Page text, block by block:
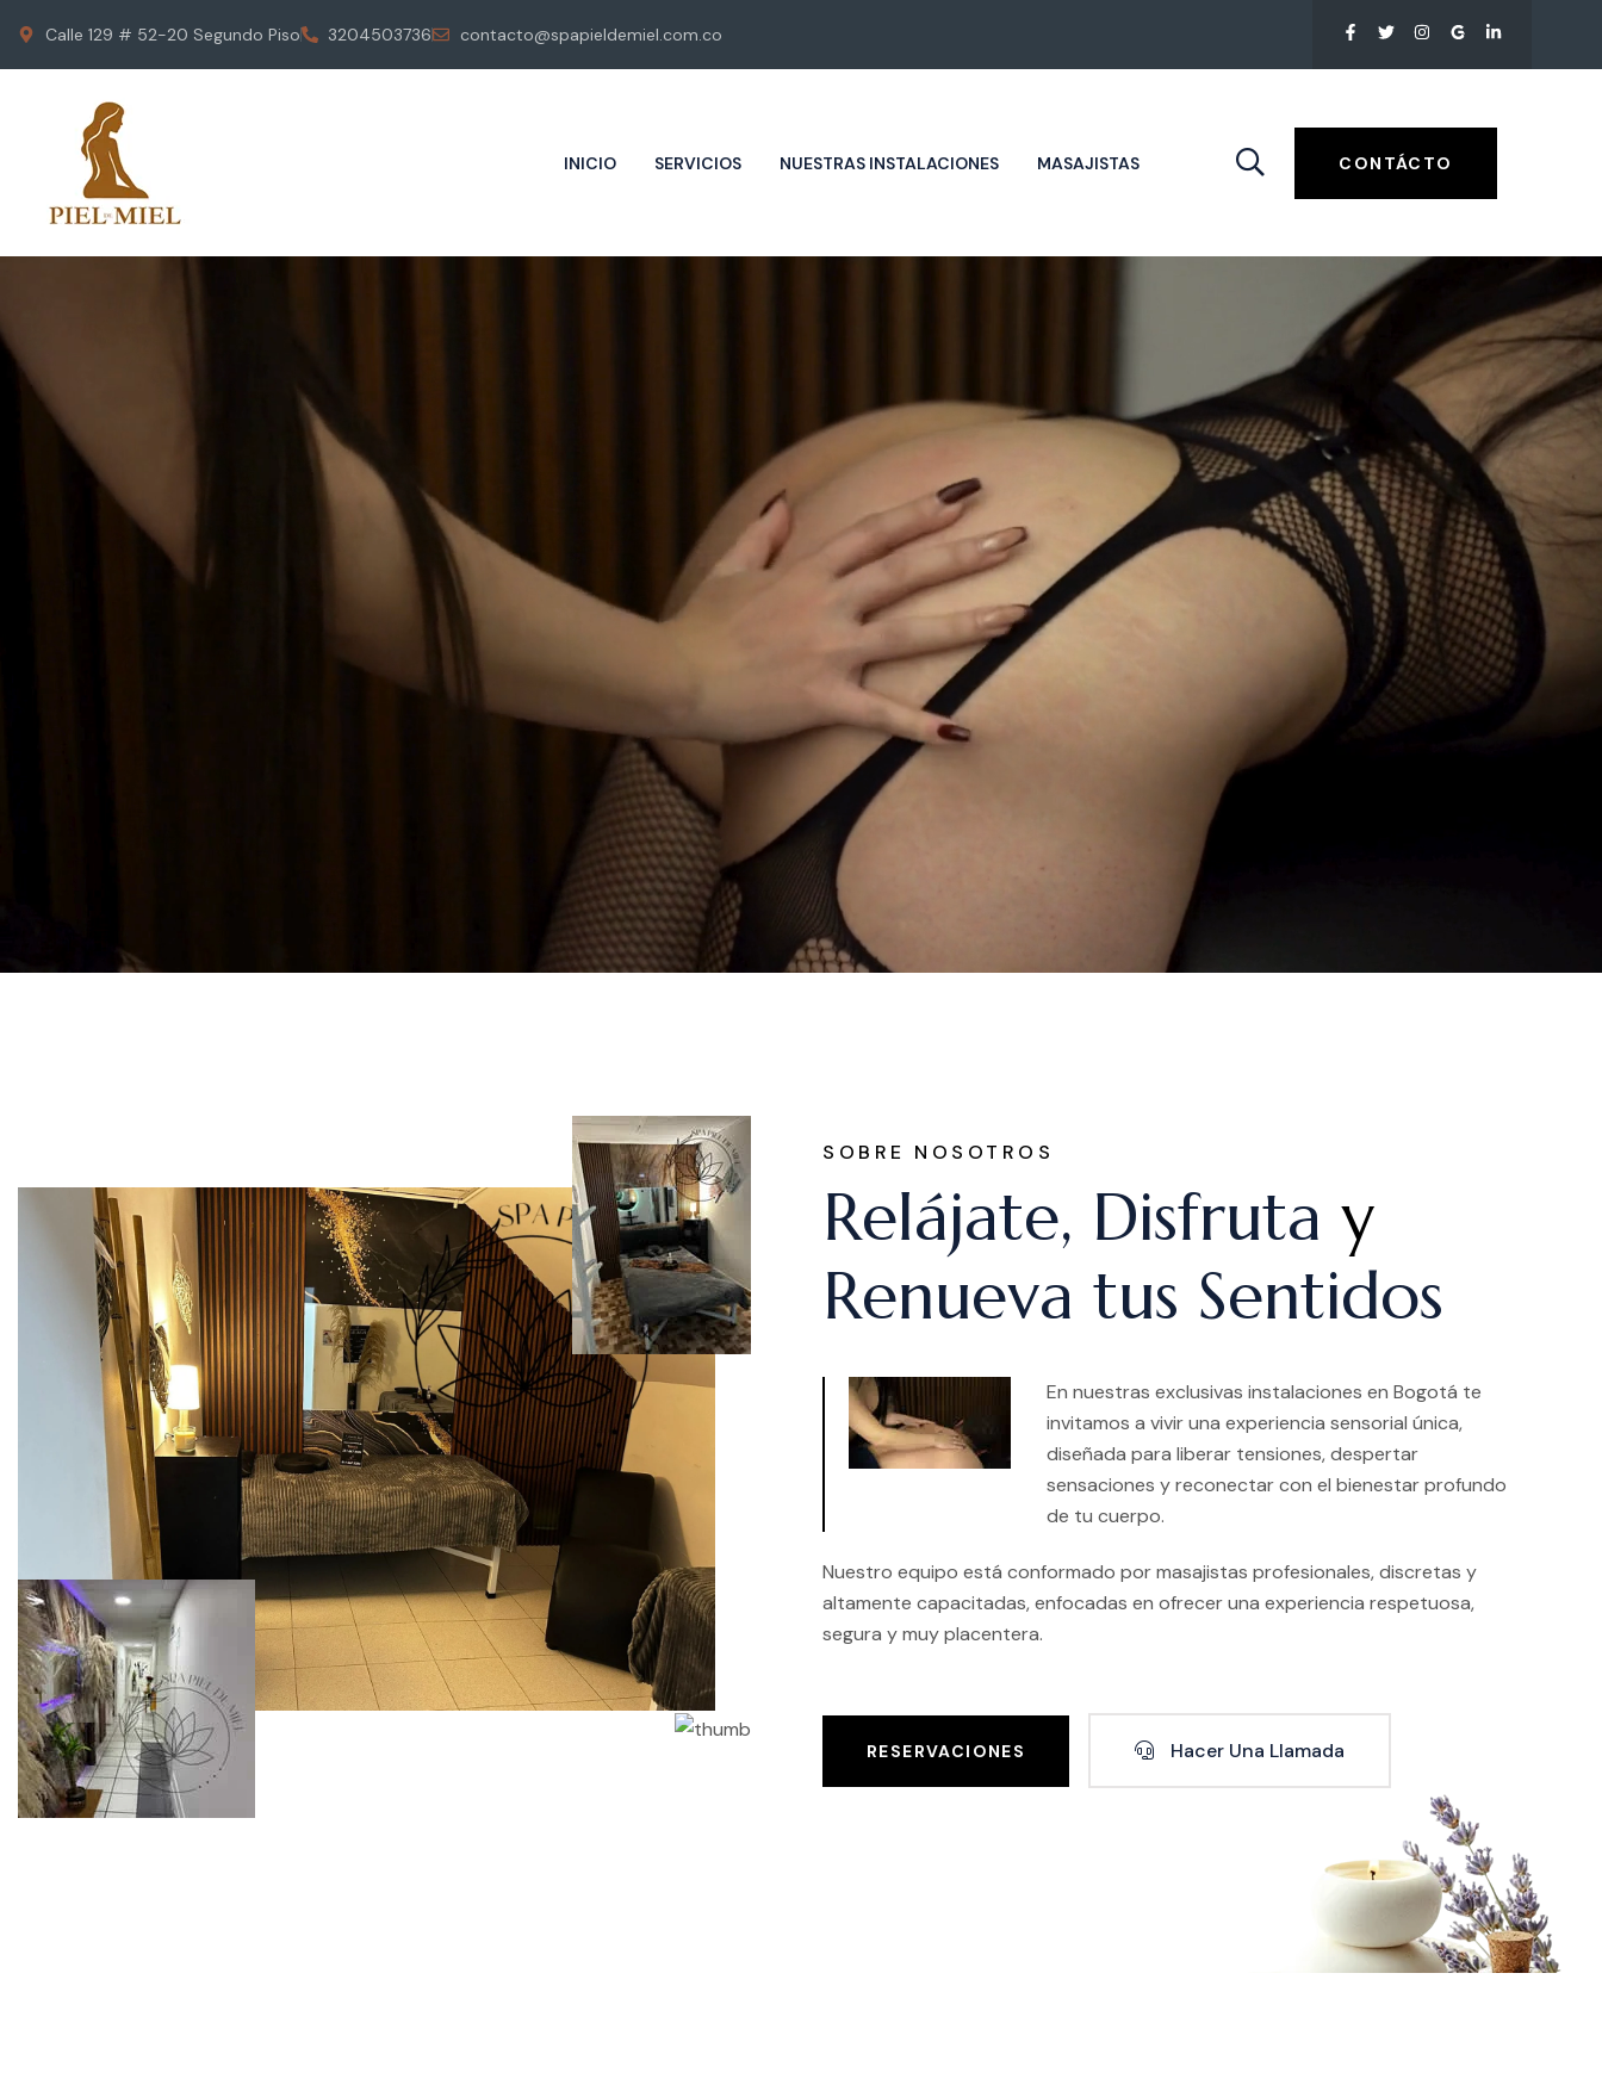
Calle 129 # 52-20 Segundo Piso 3204503736 contacto@spapieldemiel.com.co
INICIO SERVICIOS NUESTRAS INSTALACIONES MASAJISTAS CONTÁCTO
Piel de miel
Masajes eroticos
Spa Piel de Miel es el lugar donde puedes escapar del estrés de la vida diaria y de los negocios.
RESERVACIONES
SOBRE NOSOTROS
Relájate, Disfruta y
Renueva tus Sentidos
En nuestras exclusivas instalaciones en Bogotá te
invitamos a vivir una experiencia sensorial única,
diseñada para liberar tensiones, despertar
sensaciones y reconectar con el bienestar profundo
de tu cuerpo.
Nuestro equipo está conformado por masajistas profesionales, discretas y
altamente capacitadas, enfocadas en ofrecer una experiencia respetuosa,
segura y muy placentera.
RESERVACIONES Hacer Una Llamada